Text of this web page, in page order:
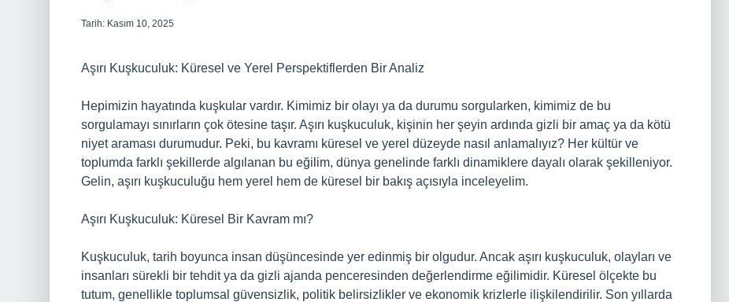
Tarih: Kasım 10, 2025
Aşırı Kuşkuculuk: Küresel ve Yerel Perspektiflerden Bir Analiz
Hepimizin hayatında kuşkular vardır. Kimimiz bir olayı ya da durumu sorgularken, kimimiz de bu
sorgulamayı sınırların çok ötesine taşır. Aşırı kuşkuculuk, kişinin her şeyin ardında gizli bir amaç ya da kötü
niyet araması durumudur. Peki, bu kavramı küresel ve yerel düzeyde nasıl anlamalıyız? Her kültür ve
toplumda farklı şekillerde algılanan bu eğilim, dünya genelinde farklı dinamiklere dayalı olarak şekilleniyor.
Gelin, aşırı kuşkuculuğu hem yerel hem de küresel bir bakış açısıyla inceleyelim.
Aşırı Kuşkuculuk: Küresel Bir Kavram mı?
Kuşkuculuk, tarih boyunca insan düşüncesinde yer edinmiş bir olgudur. Ancak aşırı kuşkuculuk, olayları ve
insanları sürekli bir tehdit ya da gizli ajanda penceresinden değerlendirme eğilimidir. Küresel ölçekte bu
tutum, genellikle toplumsal güvensizlik, politik belirsizlikler ve ekonomik krizlerle ilişkilendirilir. Son yıllarda